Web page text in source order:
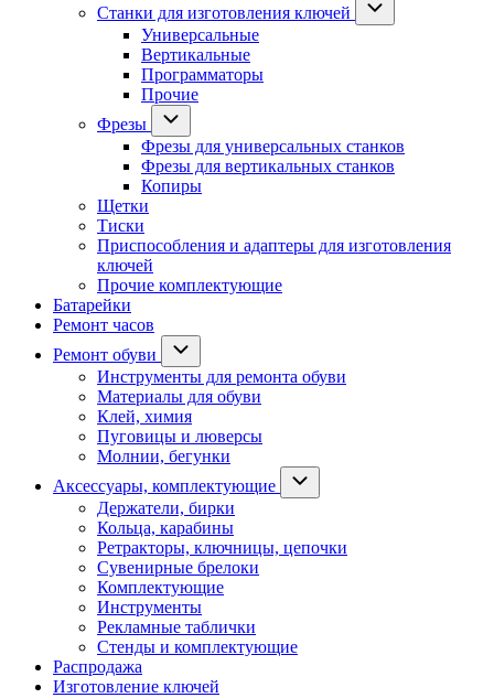
Станки для изготовления ключей
Универсальные
Вертикальные
Программаторы
Прочие
Фрезы
Фрезы для универсальных станков
Фрезы для вертикальных станков
Копиры
Щетки
Тиски
Приспособления и адаптеры для изготовления
ключей
Прочие комплектующие
Батарейки
Ремонт часов
Ремонт обуви
Инструменты для ремонта обуви
Материалы для обуви
Клей, химия
Пуговицы и люверсы
Молнии, бегунки
Аксессуары, комплектующие
Держатели, бирки
Кольца, карабины
Ретракторы, ключницы, цепочки
Сувенирные брелоки
Комплектующие
Инструменты
Рекламные таблички
Стенды и комплектующие
Распродажа
Изготовление ключей